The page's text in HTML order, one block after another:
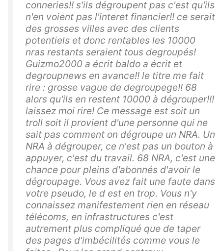
conneries!! s'ils dégroupent pas c'est qu'ils
n'en voient pas l'interet financier!! ce serait
des grosses villes avec des clients
potentiels et donc rentables les 10000
nras restants seraient tous degroupés!
Guizmo2000 a écrit baldo a écrit et
degroupnews en avance!! le titre me fait
rire : grosse vague de degroupege!! 68
alors qu'ils en restent 10000 à dégrouper!!!
laissez moi rire! Ce message est soit un
troll soit il provient d'une personne qui ne
sait pas comment on dégroupe un NRA. Un
NRA à dégrouper, ce n'est pas un bouton à
appuyer, c'est du travail. 68 NRA, c'est une
chance pour pleins d'abonnés d'avoir le
dégroupage. Vous avez fait une faute dans
votre pseudo, le d est en trop. Vous n'y
connaissez manifestement rien en réseau
télécoms, en infrastructures c'est
autrement plus compliqué que de taper
des pages d'imbécilités comme vous le